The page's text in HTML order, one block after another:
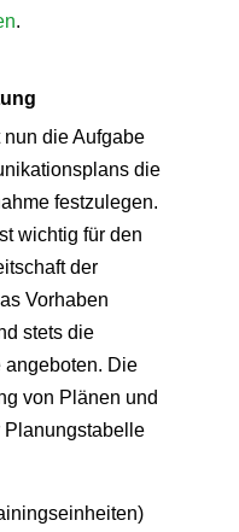
.
die Aufgabe
die
festzulegen.
wichtig für den
der
Vorhaben
stets die
angeboten. Die
von Plänen und